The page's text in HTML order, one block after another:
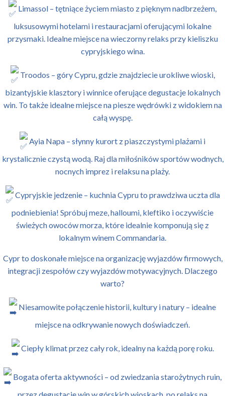
Limassol – tętniące życiem miasto z pięknym nadbrzeżem,
luksusowymi hotelami i restauracjami oferującymi lokalne
przysmaki. Idealne miejsce na wieczorny relaks przy kieliszku
cypryjskiego wina.
Troodos – góry Cypru, gdzie znajdziecie urokliwe wioski,
bizantyjskie klasztory i winnice oferujące degustacje lokalnych
win. To także idealne miejsce na piesze wędrówki z widokiem na
całą wyspę.
Ayia Napa – słynny kurort z piaszczystymi plażami i
krystalicznie czystą wodą. Raj dla miłośników sportów wodnych,
nocnych imprez i relaksu na plaży.
Cypryjskie jedzenie – kuchnia Cypru to prawdziwa uczta dla
podniebienia! Spróbuj meze, halloumi, kleftiko i oczywiście
świeżych owoców morza, które idealnie komponują się z
lokalnym winem Commandaria.
Cypr to doskonałe miejsce na organizację wyjazdów firmowych,
integracji zespołów czy wyjazdów motywacyjnych. Dlaczego
warto?
Niesamowite połączenie historii, kultury i natury – idealne
miejsce na odkrywanie nowych doświadczeń.
Ciepły klimat przez cały rok, idealny na każdą porę roku.
Bogata oferta aktywności – od zwiedzania starożytnych ruin,